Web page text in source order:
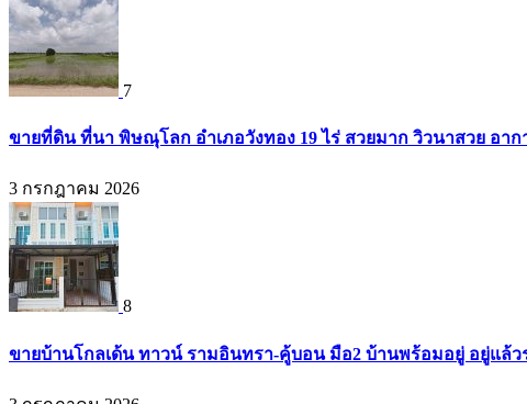
7
ขายที่ดิน ที่นา พิษณุโลก อำเภอวังทอง 19 ไร่ สวยมาก วิวนาสวย อากา
3 กรกฎาคม 2026
8
ขายบ้านโกลเด้น ทาวน์ รามอินทรา-คู้บอน มือ2 บ้านพร้อมอยู่ อยู่แล้วร